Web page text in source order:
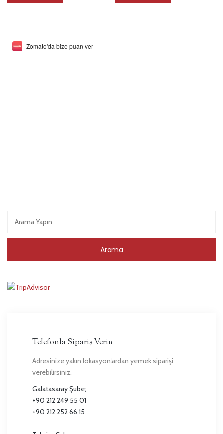
Zomato'da bize puan ver
Telefonla Sipariş Verin
Adresinize yakın lokasyonlardan yemek siparişi
verebilirsiniz.
Galatasaray Şube;
+90 212 249 55 01
+90 212 252 66 15